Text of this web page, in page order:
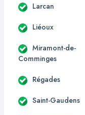
Larcan
Liéoux
Miramont-de-
Comminges
Régades
Saint-Gaudens